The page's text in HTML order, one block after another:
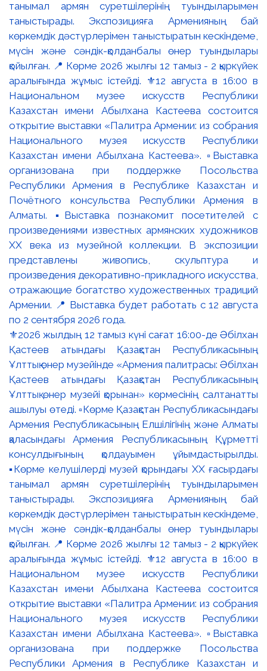
⚜️2026 жылдың 12 тамыз күні сағат 16:00-де Әбілхан
Қастеев атындағы Қазақстан Республикасының
Ұлттық өнер музейінде «Армения палитрасы: Әбілхан
Қастеев атындағы Қазақстан Республикасының
Ұлттық өнер музейі қорынан» көрмесінің салтанатты
ашылуы өтеді. ▫️Көрме Қазақстан Республикасындағы
Армения Республикасының Елшілігінің және Алматы
қаласындағы Армения Республикасының Құрметті
консулдығының қолдауымен ұйымдастырылды.
▪️Көрме келушілерді музей қорындағы ХХ ғасырдағы
танымал армян суретшілерінің туындыларымен
таныстырады. Экспозицияға Арменияның бай
көркемдік дәстүрлерімен таныстыратын кескіндеме,
мүсін және сәндік-қолданбалы өнер туындылары
қойылған. 📍 Көрме 2026 жылғы 12 тамыз - 2 қыркүйек
аралығында жұмыс істейді. ⚜️12 августа в 16:00 в
Национальном музее искусств Республики
Казахстан имени Абылхана Кастеева состоится
открытие выставки «Палитра Армении: из собрания
Национального музея искусств Республики
Казахстан имени Абылхана Кастеева». ▫️Выставка
организована при поддержке Посольства
Республики Армения в Республике Казахстан и